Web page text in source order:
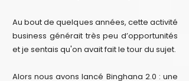
Au bout de quelques années, cette activité
business générait très peu d’opportunités
et je sentais qu'on avait fait le tour du sujet.
Alors nous avons lancé Binghana 2.0 : une